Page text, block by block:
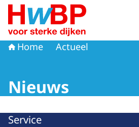
Naar de homepage van
Home Actueel
Nieuws
Service